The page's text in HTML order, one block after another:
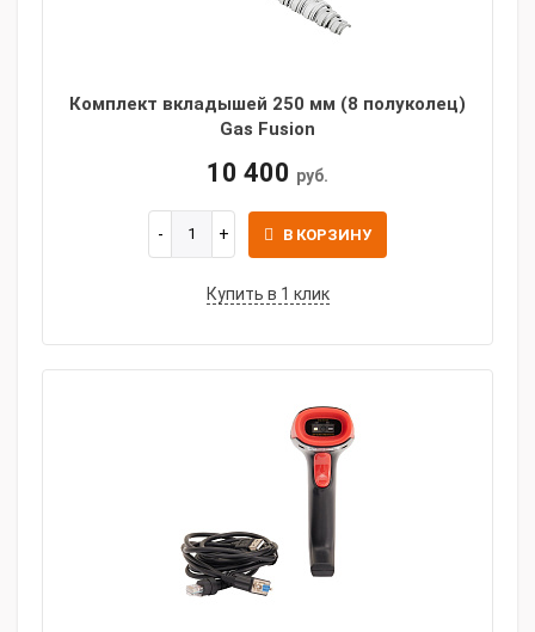
Комплект вкладышей 250 мм (8 полуколец)
Gas Fusion
10 400 руб.
В КОРЗИНУ
Купить в 1 клик